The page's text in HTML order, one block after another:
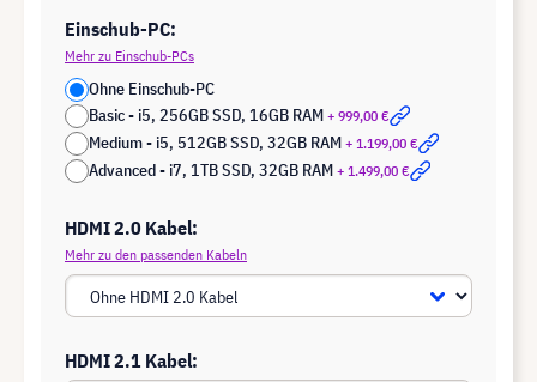
Einschub-PC:
Mehr zu Einschub-PCs
Ohne Einschub-PC
Basic - i5, 256GB SSD, 16GB RAM + 999,00 €
Medium - i5, 512GB SSD, 32GB RAM + 1.199,00 €
Advanced - i7, 1TB SSD, 32GB RAM + 1.499,00 €
HDMI 2.0 Kabel:
Mehr zu den passenden Kabeln
HDMI 2.1 Kabel: